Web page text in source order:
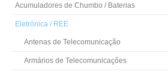
Acumuladores de Chumbo / Baterias
Eletrónica / REE
Antenas de Telecomunicação
Armários de Telecomunicações